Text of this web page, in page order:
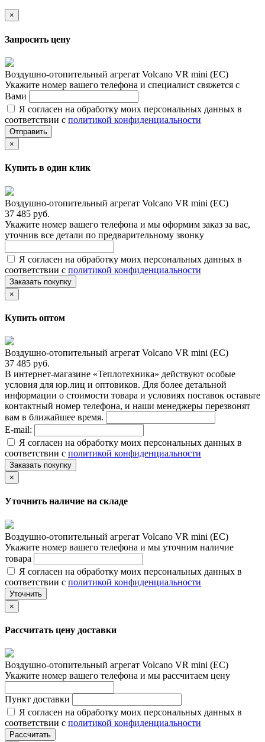
×
Запросить цену
Воздушно-отопительный агрегат Volcano VR mini (EC)
Укажите номер вашего телефона и специалист свяжется с
Вами
Я согласен на обработку моих персональных данных в
соответствии с политикой конфиденциальности
Отправить
×
Купить в один клик
Воздушно-отопительный агрегат Volcano VR mini (EC)
37 485 руб.
Укажите номер вашего телефона и мы оформим заказ за вас,
уточнив все детали по предварительному звонку
Я согласен на обработку моих персональных данных в
соответствии с политикой конфиденциальности
Заказать покупку
×
Купить оптом
Воздушно-отопительный агрегат Volcano VR mini (EC)
37 485 руб.
В интернет-магазине «Теплотехника» действуют особые
условия для юр.лиц и оптовиков. Для более детальной
информации о стоимости товара и условиях поставок оставьте
контактный номер телефона, и наши менеджеры перезвонят
вам в ближайшее время.
E-mail:
Я согласен на обработку моих персональных данных в
соответствии с политикой конфиденциальности
Заказать покупку
×
Уточнить наличие на складе
Воздушно-отопительный агрегат Volcano VR mini (EC)
Укажите номер вашего телефона и мы уточним наличие
товара
Я согласен на обработку моих персональных данных в
соответствии с политикой конфиденциальности
Уточнить
×
Рассчитать цену доставки
Воздушно-отопительный агрегат Volcano VR mini (EC)
Укажите номер вашего телефона и мы рассчитаем цену
Пункт доставки
Я согласен на обработку моих персональных данных в
соответствии с политикой конфиденциальности
Рассчитать